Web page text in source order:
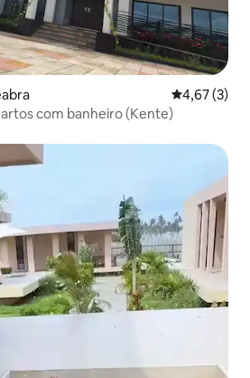
4,67 de
4,67 (3)
com banheiro (Kente)